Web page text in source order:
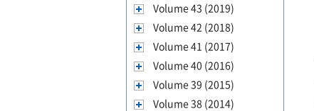
Volume 43 (2019)
Volume 42 (2018)
Volume 41 (2017)
Volume 40 (2016)
Volume 39 (2015)
Volume 38 (2014)